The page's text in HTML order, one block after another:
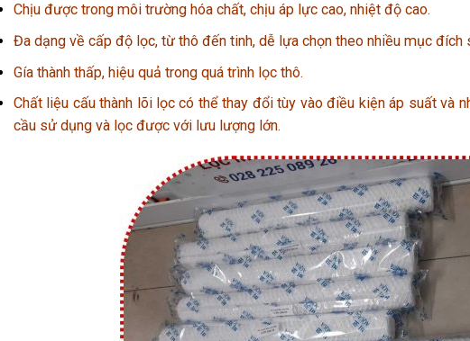
Chịu được trong môi trường hóa chất, chịu áp lực cao, nhiệt độ cao.
Đa dạng về cấp độ lọc, từ thô đến tinh, dễ lựa chọn theo nhiều mục đích
Gía thành thấp, hiệu quả trong quá trình lọc thô.
Chất liệu cấu thành lõi lọc có thể thay đổi tùy vào điều kiệnáp suất và
cầu sử dụng và lọc được với lưu lượng lớn.